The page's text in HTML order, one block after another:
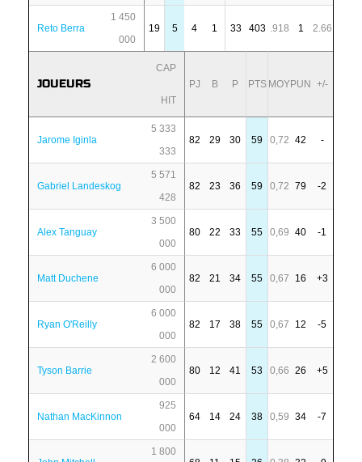
Reto Berra
1 450
000
19 5 4 1 33 403 .918 1 2.66
JOUEURS
CAP
HIT
PJ B P PTS MOYPUN +/-
Jarome Iginla
5 333
333
82 29 30 59 0,72 42 -
Gabriel Landeskog
5 571
428
82 23 36 59 0,72 79 -2
Alex Tanguay
3 500
000
80 22 33 55 0,69 40 -1
Matt Duchene
6 000
000
82 21 34 55 0,67 16 +3
Ryan O'Reilly
6 000
000
82 17 38 55 0,67 12 -5
Tyson Barrie
2 600
000
80 12 41 53 0,66 26 +5
Nathan MacKinnon
925
000
64 14 24 38 0,59 34 -7
1 800